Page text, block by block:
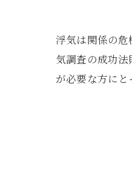
浮気は関係の
気調査の成功
が必要な方にと